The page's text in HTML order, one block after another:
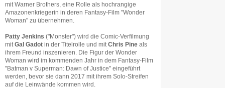
mit Warner Brothers, eine Rolle als hochrangige
Amazonenkriegerin in deren Fantasy-Film "Wonder
Woman" zu übernehmen.
Patty Jenkins ("Monster") wird die Comic-Verfilmung
mit Gal Gadot in der Titelrolle und mit Chris Pine als
ihrem Freund inszenieren. Die Figur der Wonder
Woman wird im kommenden Jahr in dem Fantasy-Film
"Batman v Superman: Dawn of Justice" eingeführt
werden, bevor sie dann 2017 mit ihrem Solo-Streifen
auf die Leinwände kommen wird.